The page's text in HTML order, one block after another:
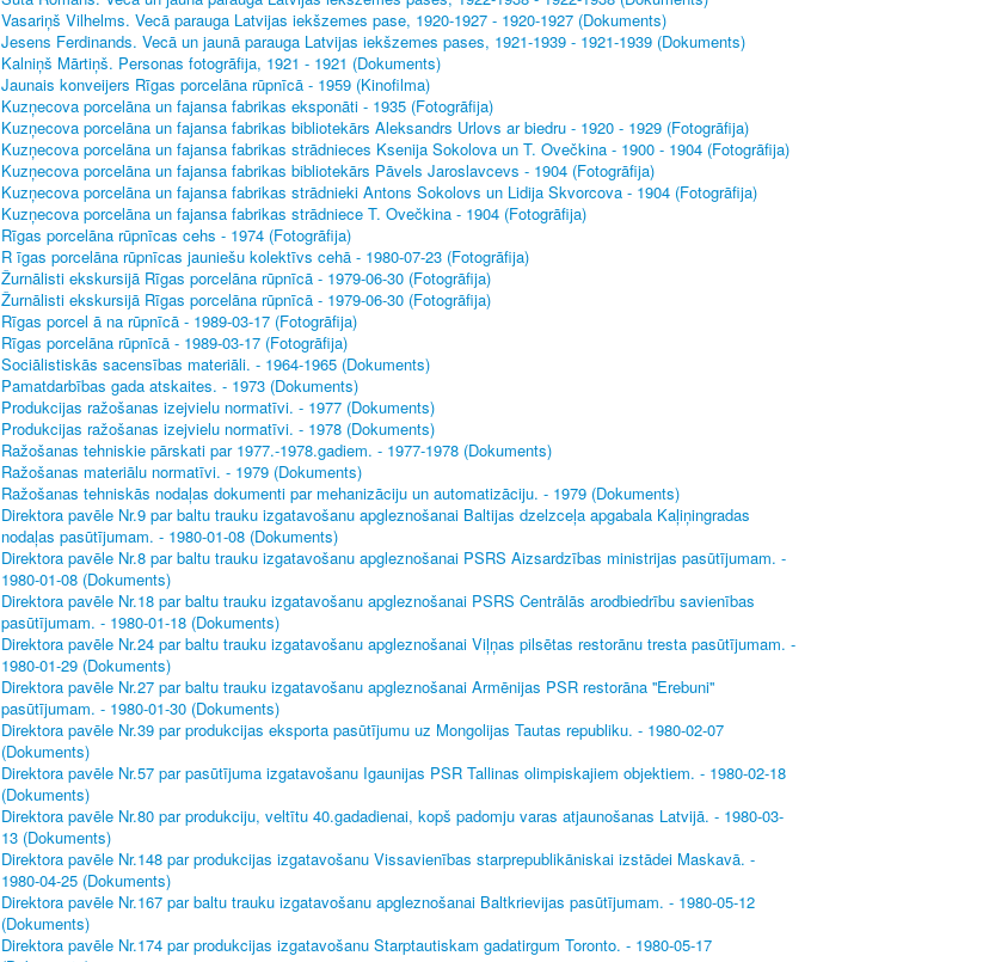
Vasariņš Vilhelms. Vecā parauga Latvijas iekšzemes pase, 1920-1927 - 1920-1927 (Dokuments)
Jesens Ferdinands. Vecā un jaunā parauga Latvijas iekšzemes pases, 1921-1939 - 1921-1939 (Dokuments)
Kalniņš Mārtiņš. Personas fotogrāfija, 1921 - 1921 (Dokuments)
Jaunais konveijers Rīgas porcelāna rūpnīcā - 1959 (Kinofilma)
Kuzņecova porcelāna un fajansa fabrikas eksponāti - 1935 (Fotogrāfija)
Kuzņecova porcelāna un fajansa fabrikas bibliotekārs Aleksandrs Urlovs ar biedru - 1920 - 1929 (Fotogrāfija)
Kuzņecova porcelāna un fajansa fabrikas strādnieces Ksenija Sokolova un T. Ovečkina - 1900 - 1904 (Fotogrāfija)
Kuzņecova porcelāna un fajansa fabrikas bibliotekārs Pāvels Jaroslavcevs - 1904 (Fotogrāfija)
Kuzņecova porcelāna un fajansa fabrikas strādnieki Antons Sokolovs un Lidija Skvorcova - 1904 (Fotogrāfija)
Kuzņecova porcelāna un fajansa fabrikas strādniece T. Ovečkina - 1904 (Fotogrāfija)
Rīgas porcelāna rūpnīcas cehs - 1974 (Fotogrāfija)
R īgas porcelāna rūpnīcas jauniešu kolektīvs cehā - 1980-07-23 (Fotogrāfija)
Žurnālisti ekskursijā Rīgas porcelāna rūpnīcā - 1979-06-30 (Fotogrāfija)
Žurnālisti ekskursijā Rīgas porcelāna rūpnīcā - 1979-06-30 (Fotogrāfija)
Rīgas porcel ā na rūpnīcā - 1989-03-17 (Fotogrāfija)
Rīgas porcelāna rūpnīcā - 1989-03-17 (Fotogrāfija)
Sociālistiskās sacensības materiāli. - 1964-1965 (Dokuments)
Pamatdarbības gada atskaites. - 1973 (Dokuments)
Produkcijas ražošanas izejvielu normatīvi. - 1977 (Dokuments)
Produkcijas ražošanas izejvielu normatīvi. - 1978 (Dokuments)
Ražošanas tehniskie pārskati par 1977.-1978.gadiem. - 1977-1978 (Dokuments)
Ražošanas materiālu normatīvi. - 1979 (Dokuments)
Ražošanas tehniskās nodaļas dokumenti par mehanizāciju un automatizāciju. - 1979 (Dokuments)
Direktora pavēle Nr.9 par baltu trauku izgatavošanu apgleznošanai Baltijas dzelzceļa apgabala Kaļiņingradas
nodaļas pasūtījumam. - 1980-01-08 (Dokuments)
Direktora pavēle Nr.8 par baltu trauku izgatavošanu apgleznošanai PSRS Aizsardzības ministrijas pasūtījumam. -
1980-01-08 (Dokuments)
Direktora pavēle Nr.18 par baltu trauku izgatavošanu apgleznošanai PSRS Centrālās arodbiedrību savienības
pasūtījumam. - 1980-01-18 (Dokuments)
Direktora pavēle Nr.24 par baltu trauku izgatavošanu apgleznošanai Viļņas pilsētas restorānu tresta pasūtījumam. -
1980-01-29 (Dokuments)
Direktora pavēle Nr.27 par baltu trauku izgatavošanu apgleznošanai Armēnijas PSR restorāna ''Erebuni''
pasūtījumam. - 1980-01-30 (Dokuments)
Direktora pavēle Nr.39 par produkcijas eksporta pasūtījumu uz Mongolijas Tautas republiku. - 1980-02-07
(Dokuments)
Direktora pavēle Nr.57 par pasūtījuma izgatavošanu Igaunijas PSR Tallinas olimpiskajiem objektiem. - 1980-02-18
(Dokuments)
Direktora pavēle Nr.80 par produkciju, veltītu 40.gadadienai, kopš padomju varas atjaunošanas Latvijā. - 1980-03-
13 (Dokuments)
Direktora pavēle Nr.148 par produkcijas izgatavošanu Vissavienības starprepublikāniskai izstādei Maskavā. -
1980-04-25 (Dokuments)
Direktora pavēle Nr.167 par baltu trauku izgatavošanu apgleznošanai Baltkrievijas pasūtījumam. - 1980-05-12
(Dokuments)
Direktora pavēle Nr.174 par produkcijas izgatavošanu Starptautiskam gadatirgum Toronto. - 1980-05-17